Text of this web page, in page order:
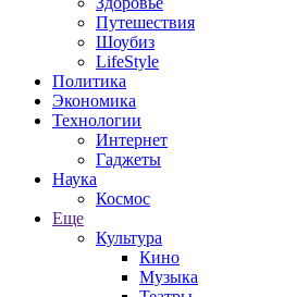
Путешествия
Шоубиз
LifeStyle
Политика
Экономика
Технологии
Интернет
Гаджеты
Наука
Космос
Еще
Культура
Кино
Музыка